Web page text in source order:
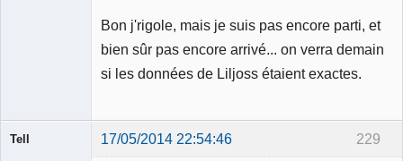
Bon j'rigole, mais je suis pas encore parti, et
bien sûr pas encore arrivé... on verra demain
si les données de Liljoss étaient exactes.
229
Tell 17/05/2014 22:54:46